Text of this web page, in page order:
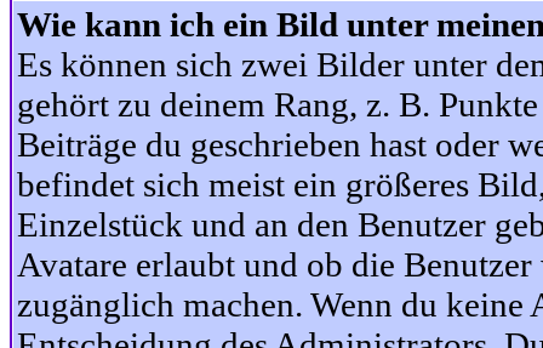
Wie kann ich ein Bild unter
Es können sich zwei Bilder unter
gehört zu deinem Rang, z. B.
Beiträge du geschrieben hast oder
befindet sich meist ein größeres
Einzelstück und an den Benutzer
Avatare erlaubt und ob die
zugänglich machen. Wenn du keine